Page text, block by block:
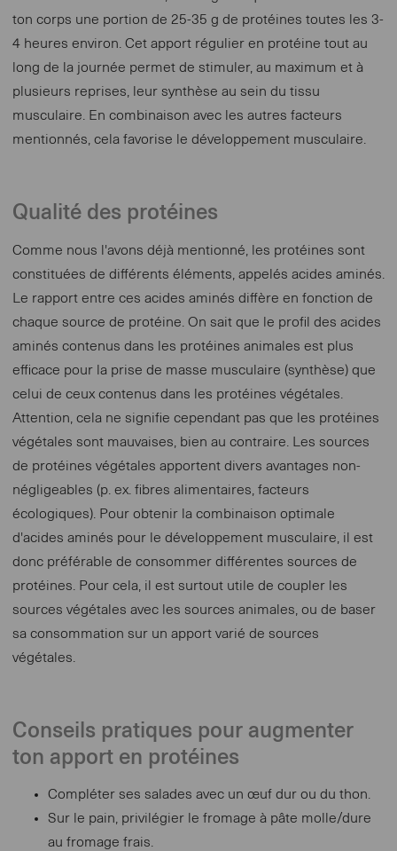
ton corps une portion de 25-35 g de protéines toutes les 3-
4 heures environ. Cet apport régulier en protéine tout au
long de la journée permet de stimuler, au maximum et à
plusieurs reprises, leur synthèse au sein du tissu
musculaire. En combinaison avec les autres facteurs
mentionnés, cela favorise le développement musculaire.
Qualité des protéines
Comme nous l'avons déjà mentionné, les protéines sont
constituées de différents éléments, appelés acides aminés.
Le rapport entre ces acides aminés diffère en fonction de
chaque source de protéine. On sait que le profil des acides
aminés contenus dans les protéines animales est plus
efficace pour la prise de masse musculaire (synthèse) que
celui de ceux contenus dans les protéines végétales.
Attention, cela ne signifie cependant pas que les protéines
végétales sont mauvaises, bien au contraire. Les sources
de protéines végétales apportent divers avantages non-
négligeables (p. ex. fibres alimentaires, facteurs
écologiques). Pour obtenir la combinaison optimale
d'acides aminés pour le développement musculaire, il est
donc préférable de consommer différentes sources de
protéines. Pour cela, il est surtout utile de coupler les
sources végétales avec les sources animales, ou de baser
sa consommation sur un apport varié de sources
végétales.
Conseils pratiques pour augmenter
ton apport en protéines
Compléter ses salades avec un œuf dur ou du thon.
Sur le pain, privilégier le fromage à pâte molle/dure
au fromage frais.